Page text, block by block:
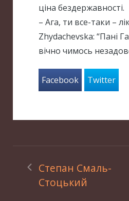
ціна бездержавності.
– Ага, ти все-таки –
Zhydachevska: “Пані
вічно чимось
Facebook Twitter
Степан Смаль-
Стоцький